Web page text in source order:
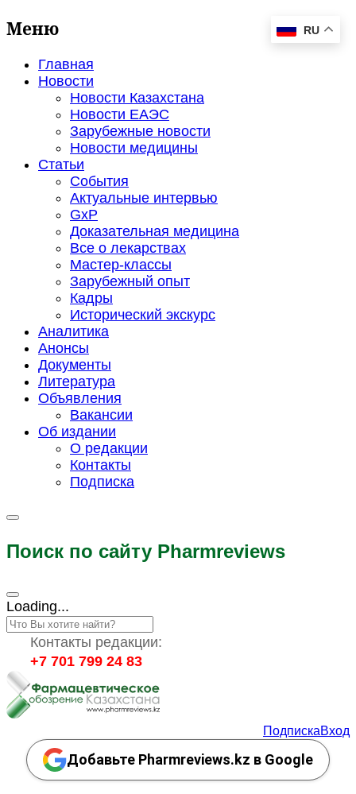
Меню
Главная
Новости
Новости Казахстана
Новости ЕАЭС
Зарубежные новости
Новости медицины
Статьи
События
Актуальные интервью
GxP
Доказательная медицина
Все о лекарствах
Мастер-классы
Зарубежный опыт
Кадры
Исторический экскурс
Аналитика
Анонсы
Документы
Литература
Объявления
Вакансии
Об издании
О редакции
Контакты
Подписка
Поиск по сайту Pharmreviews
Loading...
Контакты редакции:
+7 701 799 24 83
RU
ПодпискаВход
Добавьте Pharmreviews.kz в Google